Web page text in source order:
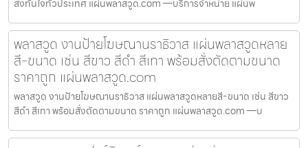
ส่งทันใจทั่วประเทศ แผ่นพลาสวูด.com —บริการจำหน่าย แผ่นพ
พลาสวูด งานป้ายโฆษณานราธิวาส แผ่นพลาสวูดหลาย
สี-ขนาด เช่น สีขาว สีดำ สีเทา พร้อมสั่งตัดตามขนาด
ราคาถูก แผ่นพลาสวูด.com
พลาสวูด งานป้ายโฆษณานราธิวาส แผ่นพลาสวูดหลายสี-ขนาด เช่น สีขาว
สีดำ สีเทา พร้อมสั่งตัดตามขนาด ราคาถูก แผ่นพลาสวูด.com —บ